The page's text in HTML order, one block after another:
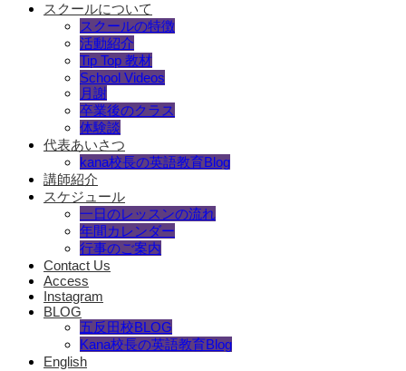
スクールについて
スクールの特徴
活動紹介
Tip Top 教材
School Videos
月謝
卒業後のクラス
体験談
代表あいさつ
kana校長の英語教育Blog
講師紹介
スケジュール
一日のレッスンの流れ
年間カレンダー
行事のご案内
Contact Us
Access
Instagram
BLOG
五反田校BLOG
Kana校長の英語教育Blog
English